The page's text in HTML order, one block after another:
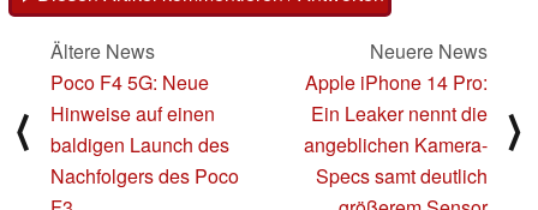
⟨
Ältere News
Poco F4 5G: Neue
Hinweise auf einen
baldigen Launch des
Nachfolgers des Poco
Neuere News
Apple iPhone 14 Pro:
Ein Leaker nennt die
angeblichen Kamera-
Specs samt deutlich
⟩